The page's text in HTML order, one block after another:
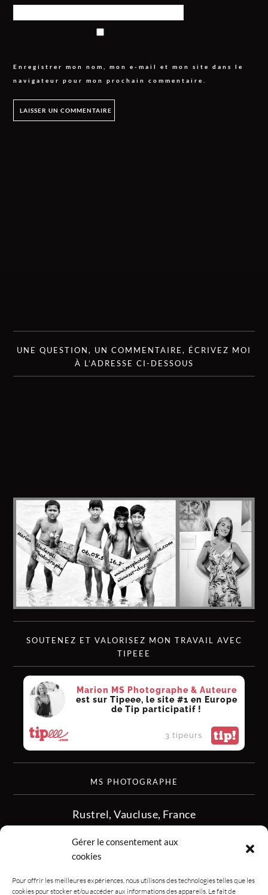
Gérer le consentement aux
cookies
Pour offrir les meilleures expériences, nous utilisons des technologies telles que les
cookies pour stocker et/ou accéder aux informations des appareils. Le fait de
Enregistrer mon nom, mon e-mail et mon site dans le
navigateur pour mon prochain commentaire.
UNE QUESTION, UN COMMENTAIRE, ÉCRIVEZ MOI
À L’ADRESSE CI-DESSOUS
SOUTENEZ ET VALORISEZ MON TRAVAIL AVEC
TIPEEE
Marion MS Photographe & Auteure
est sur Tipeee, le site #1 en Europe
de Tip participatif !
3 tipeurs tip!
MS PHOTOGRAPHE
Rustrel, Vaucluse, France
06.08.50.16.28
contact.msphotographe (at) gmail.com